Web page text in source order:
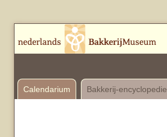
Calendarium Bakkerij-encyclopedie